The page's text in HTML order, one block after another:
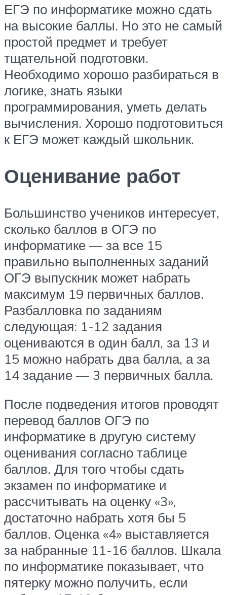
ЕГЭ по информатике можно сдать
на высокие баллы. Но это не самый
простой предмет и требует
тщательной подготовки.
Необходимо хорошо разбираться в
логике, знать языки
программирования, уметь делать
вычисления. Хорошо подготовиться
к ЕГЭ может каждый школьник.
Оценивание работ
Большинство учеников интересует,
сколько баллов в ОГЭ по
информатике — за все 15
правильно выполненных заданий
ОГЭ выпускник может набрать
максимум 19 первичных баллов.
Разбалловка по заданиям
следующая: 1-12 задания
оцениваются в один балл, за 13 и
15 можно набрать два балла, а за
14 задание — 3 первичных балла.
После подведения итогов проводят
перевод баллов ОГЭ по
информатике в другую систему
оценивания согласно таблице
баллов. Для того чтобы сдать
экзамен по информатике и
рассчитывать на оценку «3»,
достаточно набрать хотя бы 5
баллов. Оценка «4» выставляется
за набранные 11-16 баллов. Шкала
по информатике показывает, что
пятерку можно получить, если